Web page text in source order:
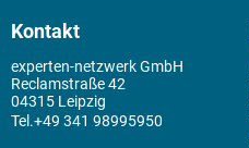
Kontakt
experten-netzwerk GmbH
Reclamstraße 42
04315 Leipzig
+49 341 98995950